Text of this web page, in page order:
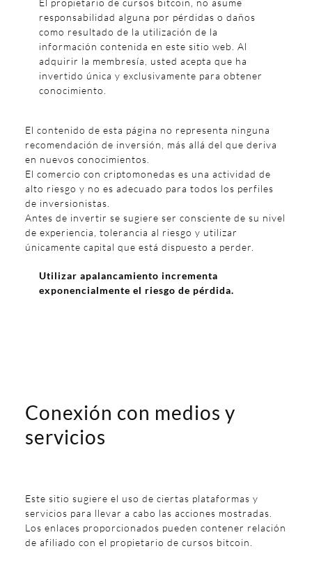
El propietario de cursos bitcoin, no asume
responsabilidad alguna por pérdidas o daños
como resultado de la utilización de la
información contenida en este sitio web. Al
adquirir la membresía, usted acepta que ha
invertido única y exclusivamente para obtener
conocimiento.
El contenido de esta página no representa ninguna
recomendación de inversión, más allá del que deriva
en nuevos conocimientos.
El comercio con criptomonedas es una actividad de
alto riesgo y no es adecuado para todos los perfiles
de inversionistas.
Antes de invertir se sugiere ser consciente de su nivel
de experiencia, tolerancia al riesgo y utilizar
únicamente capital que está dispuesto a perder.
Utilizar apalancamiento incrementa
exponencialmente el riesgo de pérdida.
Conexión con medios y
servicios
Este sitio sugiere el uso de ciertas plataformas y
servicios para llevar a cabo las acciones mostradas.
Los enlaces proporcionados pueden contener relación
de afiliado con el propietario de cursos bitcoin.